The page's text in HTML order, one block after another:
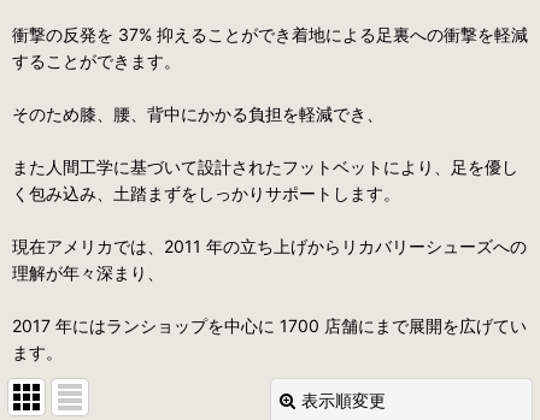
衝撃の反発を 37% 抑えることができ着地による足裏への衝撃を軽減
することができます。
そのため膝、腰、背中にかかる負担を軽減でき、
また人間工学に基づいて設計されたフットベットにより、足を優し
く包み込み、土踏まずをしっかりサポートします。
現在アメリカでは、2011 年の立ち上げからリカバリーシューズへの
理解が年々深まり、
2017 年にはランショップを中心に 1700 店舗にまで展開を広げてい
ます。
表示順変更